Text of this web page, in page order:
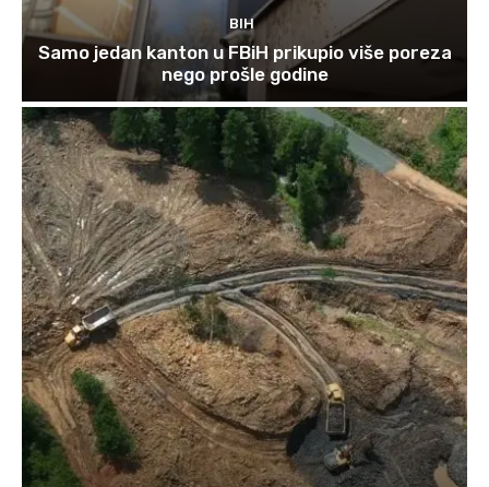
BIH
Samo jedan kanton u FBiH prikupio više poreza
nego prošle godine